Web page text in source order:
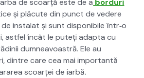
de scoarță este de a bor­duri
și plă­cute din punct de vedere
insta­lat și sunt disponi­bile într‑o
ast­fel încât le puteți adap­ta cu
dum­neav­oas­tră. Ele au
din­tre care cea mai impor­tan­tă
scoarței de iar­bă.